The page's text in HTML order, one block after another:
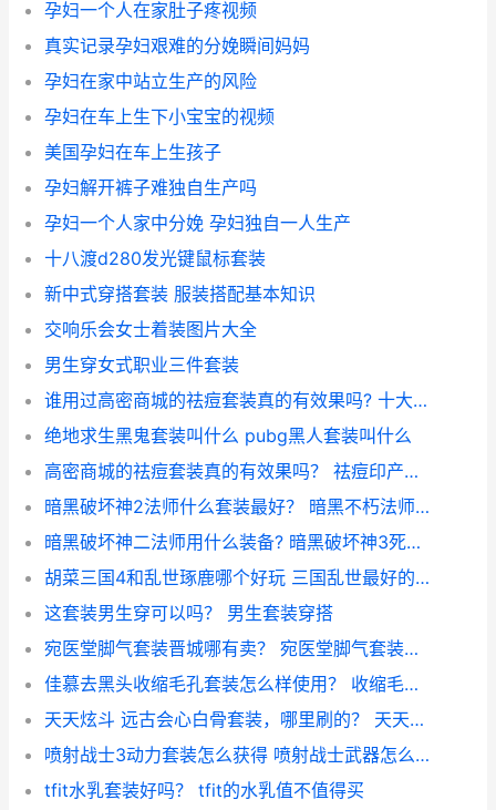
孕妇一个人在家肚子疼视频
真实记录孕妇艰难的分娩瞬间妈妈
孕妇在家中站立生产的风险
孕妇在车上生下小宝宝的视频
美国孕妇在车上生孩子
孕妇解开裤子难独自生产吗
孕妇一个人家中分娩 孕妇独自一人生产
十八渡d280发光键鼠标套装
新中式穿搭套装 服装搭配基本知识
交响乐会女士着装图片大全
男生穿女式职业三件套装
谁用过高密商城的祛痘套装真的有效果吗? 十大公认祛痘药膏排行榜
绝地求生黑鬼套装叫什么 pubg黑人套装叫什么
高密商城的祛痘套装真的有效果吗？ 祛痘印产品真的有效吗
暗黑破坏神2法师什么套装最好？ 暗黑不朽法师绿色套装
暗黑破坏神二法师用什么装备? 暗黑破坏神3死灵法师套装
胡菜三国4和乱世琢鹿哪个好玩 三国乱世最好的4个套装
这套装男生穿可以吗？ 男生套装穿搭
宛医堂脚气套装晋城哪有卖？ 宛医堂脚气套装有用吗
佳慕去黑头收缩毛孔套装怎么样使用？ 收缩毛孔 去黑头套装
天天炫斗 远古会心白骨套装，哪里刷的？ 天天炫斗卢卡斯装备
喷射战士3动力套装怎么获得 喷射战士武器怎么获得
tfit水乳套装好吗？ tfit的水乳值不值得买